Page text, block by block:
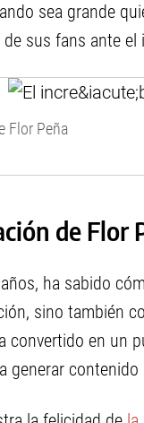
sea grande
sus fans ante el
Flor Peña
de Flor
ha sabido
sino también
convertido en un
generar